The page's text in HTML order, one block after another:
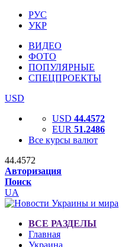
РУС
УКР
ВИДЕО
ФОТО
ПОПУЛЯРНЫЕ
СПЕЦПРОЕКТЫ
USD
USD 44.4572
EUR 51.2486
Все курсы валют
44.4572
Авторизация
Поиск
UA
ВСЕ РАЗДЕЛЫ
Главная
Украина